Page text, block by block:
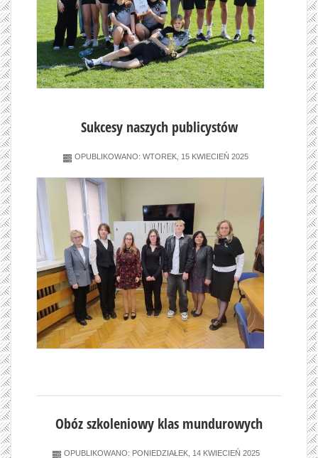
Sukcesy naszych publicystów
OPUBLIKOWANO: WTOREK, 15 KWIECIEŃ 2025
Obóz szkoleniowy klas mundurowych
OPUBLIKOWANO: PONIEDZIAŁEK, 14 KWIECIEŃ 2025